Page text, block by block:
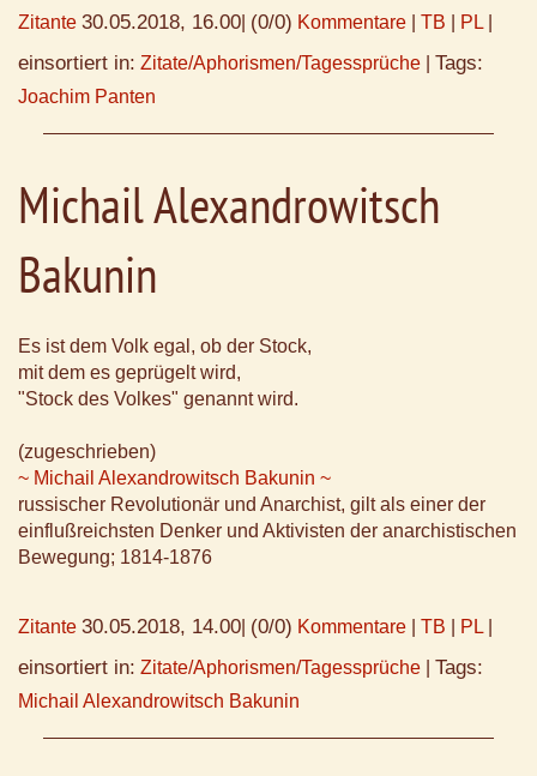
Zitante 30.05.2018, 16.00 (0/0) Kommentare TB PL
einsortiert in: Zitate/Aphorismen/Tagessprüche Tags:
Joachim Panten
Michail Alexandrowitsch
Bakunin
Es ist dem Volk egal, ob der Stock,
mit dem es geprügelt wird,
"Stock des Volkes" genannt wird.
(zugeschrieben)
~ Michail Alexandrowitsch Bakunin ~
russischer Revolutionär und Anarchist, gilt als einer der
einflußreichsten Denker und Aktivisten der anarchistischen
Bewegung; 1814-1876
Zitante 30.05.2018, 14.00 (0/0) Kommentare TB PL
einsortiert in: Zitate/Aphorismen/Tagessprüche Tags:
Michail Alexandrowitsch Bakunin